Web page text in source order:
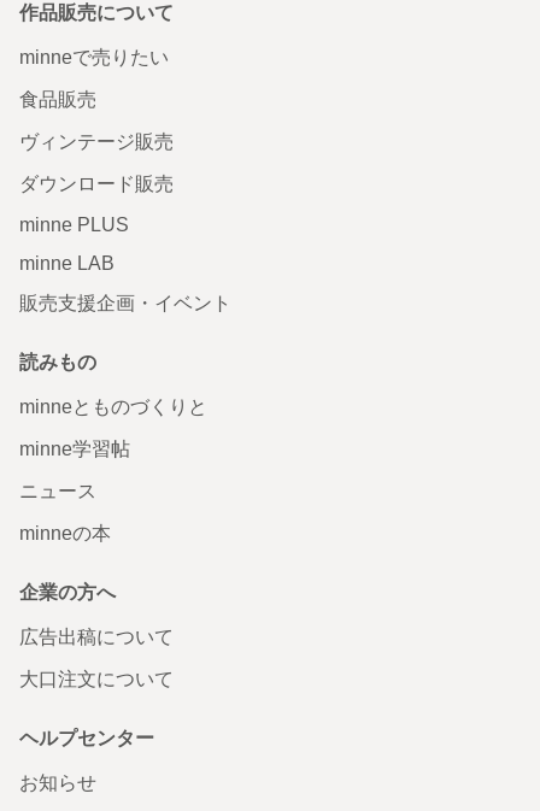
作品販売について
minneで売りたい
食品販売
ヴィンテージ販売
ダウンロード販売
minne PLUS
minne LAB
販売支援企画・イベント
読みもの
minneとものづくりと
minne学習帖
ニュース
minneの本
企業の方へ
広告出稿について
大口注文について
ヘルプセンター
お知らせ